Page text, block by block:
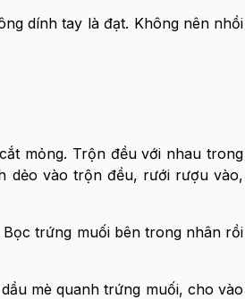
dính tay là đạt. Không nên nhồi
mỏng. Trộn đều với nhau trong
dẻo vào trộn đều, rưới rượu vào,
trứng muối bên trong nhân rồi
mè quanh trứng muối, cho vào